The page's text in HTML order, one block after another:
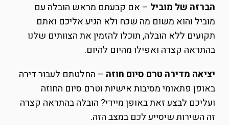
הברזה של מוביל – אם קבעתם מראש הובלה עם
מוביל והוא משום מה שכח ולא הגיע אליכם ואתם
תקועים ללא הובלה, תוכלו להזמין את הצוותים שלנו
בהתראה קצרה ואפילו מהיום להיום.
יציאה מדירה טרם סיום חוזה – החלטתם לעבור דירה
באופן פתאומי מסיבות אישיות וטרם סיום החוזה
ועליכם לבצע זאת באופן מיידי? הובלה בהתראה קצרה
זה השירות שיסייע לכם במצב הזה.